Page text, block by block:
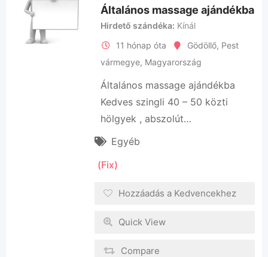
Általános massage ajándékba
Hirdető szándéka Kínál
11 hónap óta
Gödöllő, Pest
vármegye, Magyarország
Általános massage ajándékba
Kedves szingli 40 – 50 közti
hölgyek , abszolút…
Egyéb
(Fix)
Hozzáadás a Kedvencekhez
Quick View
Compare